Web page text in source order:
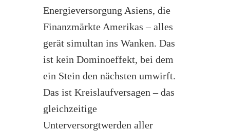
Energieversorgung Asiens, die
Finanzmärkte Amerikas – alles
gerät simultan ins Wanken. Das
ist kein Dominoeffekt, bei dem
ein Stein den nächsten umwirft.
Das ist Kreislaufversagen – das
gleichzeitige
Unterversorgtwerden aller